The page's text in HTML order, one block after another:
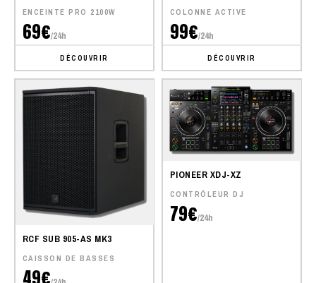
ENCEINTE PRO 2100W
69€/24h
DÉCOUVRIR
COLONNE ACTIVE
99€/24h
DÉCOUVRIR
RCF SUB 905-AS MK3
CAISSON DE BASSES
PIONEER XDJ-XZ
CONTRÔLEUR DJ
79€/24h